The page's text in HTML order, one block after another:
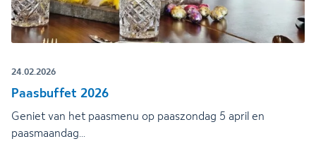
24.02.2026
Paasbuffet 2026
Geniet van het paasmenu op paaszondag 5 april en
paasmaandag…